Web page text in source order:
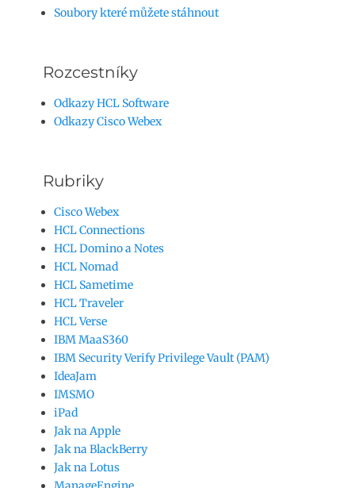
Soubory které můžete stáhnout
Rozcestníky
Odkazy HCL Software
Odkazy Cisco Webex
Rubriky
Cisco Webex
HCL Connections
HCL Domino a Notes
HCL Nomad
HCL Sametime
HCL Traveler
HCL Verse
IBM MaaS360
IBM Security Verify Privilege Vault (PAM)
IdeaJam
IMSMO
iPad
Jak na Apple
Jak na BlackBerry
Jak na Lotus